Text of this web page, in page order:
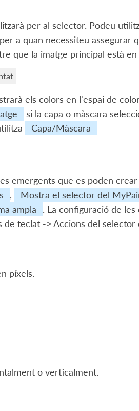
per al selector. Podeu
a quan necessiteu assegurar
que la imatge principal està en
els colors en l'espai de
si la capa o màscara
Capa/Màscara
emergents que es poden
, Mostra el selector del
ampla
. La configuració de
teclat -> Accions del
píxels.
o verticalment.